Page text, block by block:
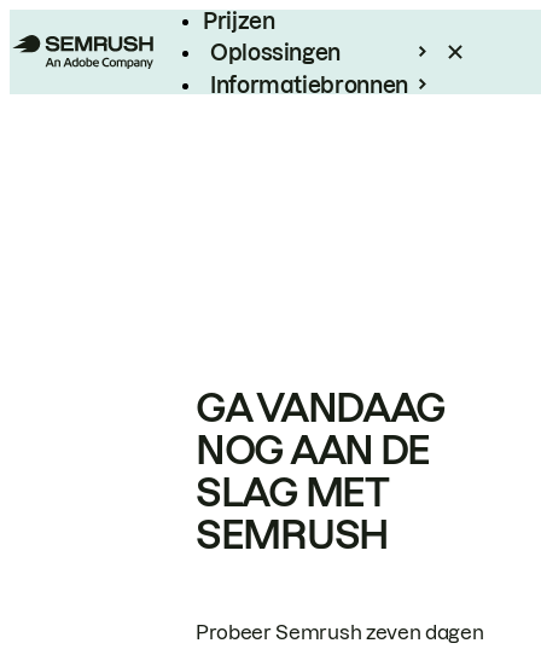
Prijzen
Oplossingen
Informatiebronnen
GA VANDAAG
NOG AAN DE
SLAG MET
SEMRUSH
Probeer Semrush zeven dagen